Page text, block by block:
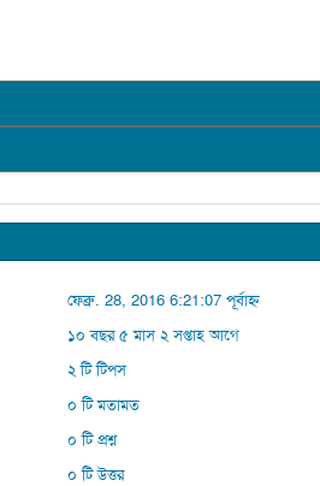
ফেব্রু. 28, 2016 6:21:07 পূর্বাহ্ন
১০ বছর ৫ মাস ২ সপ্তাহ আগে
২ টি টিপস
০ টি মতামত
০ টি প্রশ্ন
০ টি উত্তর